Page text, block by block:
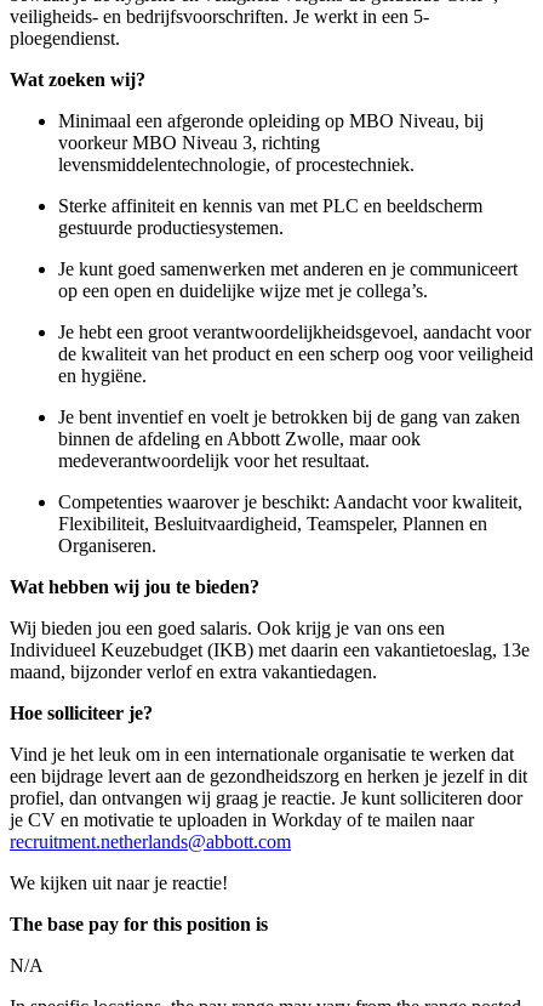
veiligheids- en bedrijfsvoorschriften. Je werkt in een 5-
ploegendienst.
Wat zoeken wij?
Minimaal een afgeronde opleiding op MBO Niveau, bij
voorkeur MBO Niveau 3, richting
levensmiddelentechnologie, of procestechniek.
Sterke affiniteit en kennis van met PLC en beeldscherm
gestuurde productiesystemen.
Je kunt goed samenwerken met anderen en je communiceert
op een open en duidelijke wijze met je collega’s.
Je hebt een groot verantwoordelijkheidsgevoel, aandacht voor
de kwaliteit van het product en een scherp oog voor veiligheid
en hygiëne.
Je bent inventief en voelt je betrokken bij de gang van zaken
binnen de afdeling en Abbott Zwolle, maar ook
medeverantwoordelijk voor het resultaat.
Competenties waarover je beschikt: Aandacht voor kwaliteit,
Flexibiliteit, Besluitvaardigheid, Teamspeler, Plannen en
Organiseren.
Wat hebben wij jou te bieden?
Wij bieden jou een goed salaris. Ook krijg je van ons een
Individueel Keuzebudget (IKB) met daarin een vakantietoeslag, 13e
maand, bijzonder verlof en extra vakantiedagen.
Hoe solliciteer je?
Vind je het leuk om in een internationale organisatie te werken dat
een bijdrage levert aan de gezondheidszorg en herken je jezelf in dit
profiel, dan ontvangen wij graag je reactie. Je kunt solliciteren door
je CV en motivatie te uploaden in Workday of te mailen naar
recruitment.netherlands@abbott.com
We kijken uit naar je reactie!
The base pay for this position is
N/A